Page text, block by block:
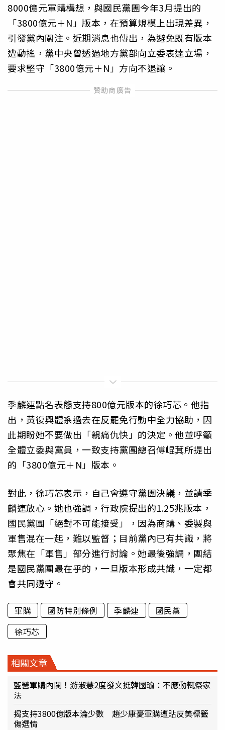
8000億元軍購構想，與國民黨團今年3月提出的
「3800億元＋N」版本，在預算規模上出現差異，
引發黨內關注。近期消息也傳出，為避免既有版本
遭動搖，黨中央曾透過地方黨部向立委表達立場，
要求堅守「3800億元＋N」方向不退讓。
季麟連點名表態支持800億元版本的徐巧芯。他指
出，黃復興體系過去在反罷免行動中全力協助，因
此期盼她不要做出「親痛仇快」的決定。他並呼籲
全體立委與黨員，一致支持黨團總召傅崐萁所提出
的「3800億元＋N」版本。
對此，徐巧芯表示，自己會遵守黨團決議，並請季
麟連放心。她也強調，行政院提出的1.25兆版本，
國民黨團「絕對不可能接受」，因為商購、委製與
軍售混在一起，難以監督；目前黨內已有共識，將
聚焦在「軍售」部分進行討論。她最後強調，團結
是國民黨團最在乎的，一旦版本形成共識，一定都
會共同遵守。
軍購 國防特別條例 季麟連
國民黨
徐巧芯
相關文章
藍營軍購內鬨！游淑慧2度發文挺韓國瑜：不應動輒祭家
法
揭支持3800億版本淪少數 趙少康憂軍購遭貼反美標籤
傷選情